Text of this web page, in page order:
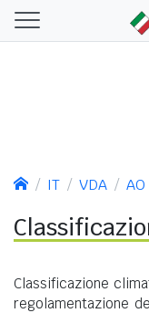
IT VDA AO
Classificazione
regolamentazione